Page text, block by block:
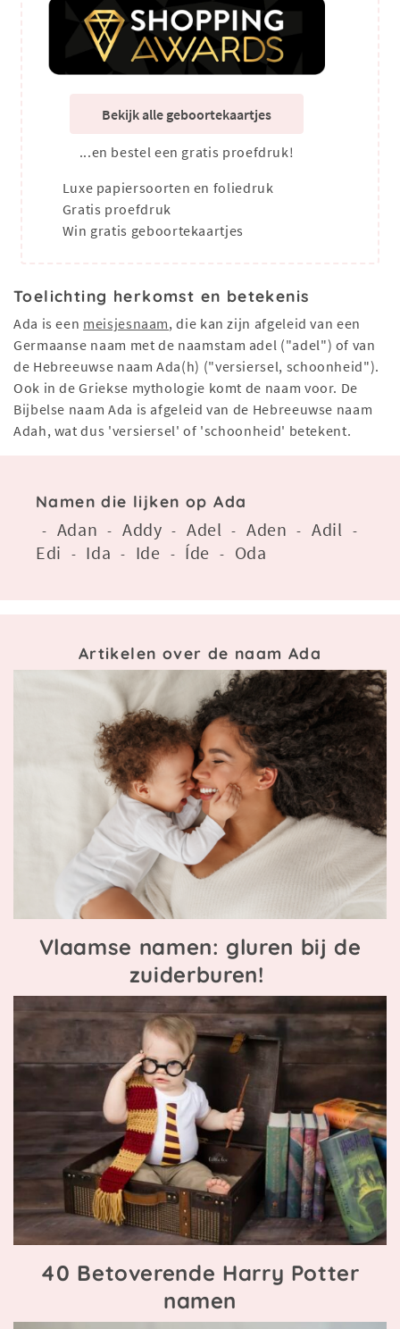
Bekijk alle geboortekaartjes
...en bestel een gratis proefdruk!
Luxe papiersoorten en foliedruk
Gratis proefdruk
Win gratis geboortekaartjes
Toelichting herkomst en betekenis
Ada is een meisjesnaam, die kan zijn afgeleid van een
Germaanse naam met de naamstam adel ("adel") of van
de Hebreeuwse naam Ada(h) ("versiersel, schoonheid").
Ook in de Griekse mythologie komt de naam voor. De
Bijbelse naam Ada is afgeleid van de Hebreeuwse naam
Adah, wat dus 'versiersel' of 'schoonheid' betekent.
Namen die lijken op Ada
- Adan - Addy - Adel - Aden -Adil -
Edi - Ida - Ide - Íde - Oda
Artikelen over de naam Ada
Vlaamse namen: gluren bij de
zuiderburen!
40 Betoverende Harry Potter
namen